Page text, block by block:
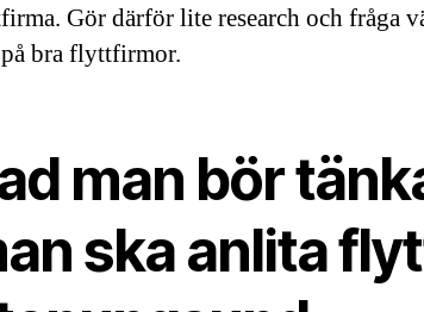
Gör därför lite research och fråga
bra flyttfirmor.
man bör
ska anlita